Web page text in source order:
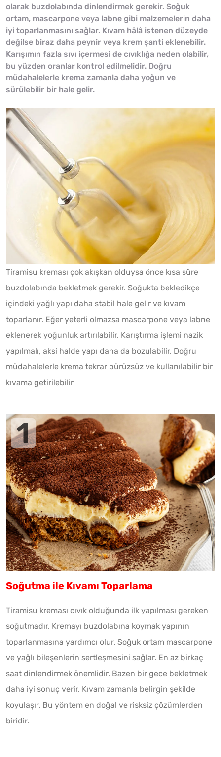
olarak buzdolabında dinlendirmek gerekir. Soğuk
ortam, mascarpone veya labne gibi malzemelerin daha
iyi toparlanmasını sağlar. Kıvam hâlâ istenen düzeyde
değilse biraz daha peynir veya krem şanti eklenebilir.
Karışımın fazla sıvı içermesi de cıvıklığa neden olabilir,
bu yüzden oranlar kontrol edilmelidir. Doğru
müdahalelerle krema zamanla daha yoğun ve
sürülebilir bir hale gelir.
Tiramisu kreması çok akışkan olduysa önce kısa süre
buzdolabında bekletmek gerekir. Soğukta bekledikçe
içindeki yağlı yapı daha stabil hale gelir ve kıvam
toparlanır. Eğer yeterli olmazsa mascarpone veya labne
eklenerek yoğunluk artırılabilir. Karıştırma işlemi nazik
yapılmalı, aksi halde yapı daha da bozulabilir. Doğru
müdahalelerle krema tekrar pürüzsüz ve kullanılabilir bir
kıvama getirilebilir.
Soğutma ile Kıvamı Toparlama
Tiramisu kreması cıvık olduğunda ilk yapılması gereken
soğutmadır. Kremayı buzdolabına koymak yapının
toparlanmasına yardımcı olur. Soğuk ortam mascarpone
ve yağlı bileşenlerin sertleşmesini sağlar. En az birkaç
saat dinlendirmek önemlidir. Bazen bir gece bekletmek
daha iyi sonuç verir. Kıvam zamanla belirgin şekilde
koyulaşır. Bu yöntem en doğal ve risksiz çözümlerden
biridir.